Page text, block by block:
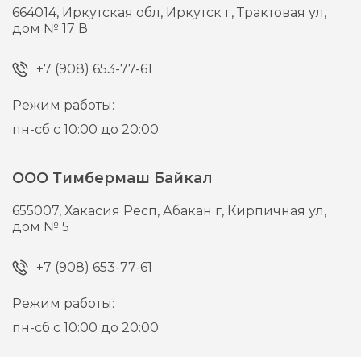
664014, Иркутская обл, Иркутск г,Трактовая ул,
дом № 17 В
+7 (908) 653-77-61
Режим работы:
пн-сб с 10:00 до 20:00
ООО Тимбермаш Байкал
655007,Хакасия Респ, Абакан г, Кирпичная ул,
дом № 5
+7 (908) 653-77-61
Режим работы:
пн-сб с 10:00 до 20:00